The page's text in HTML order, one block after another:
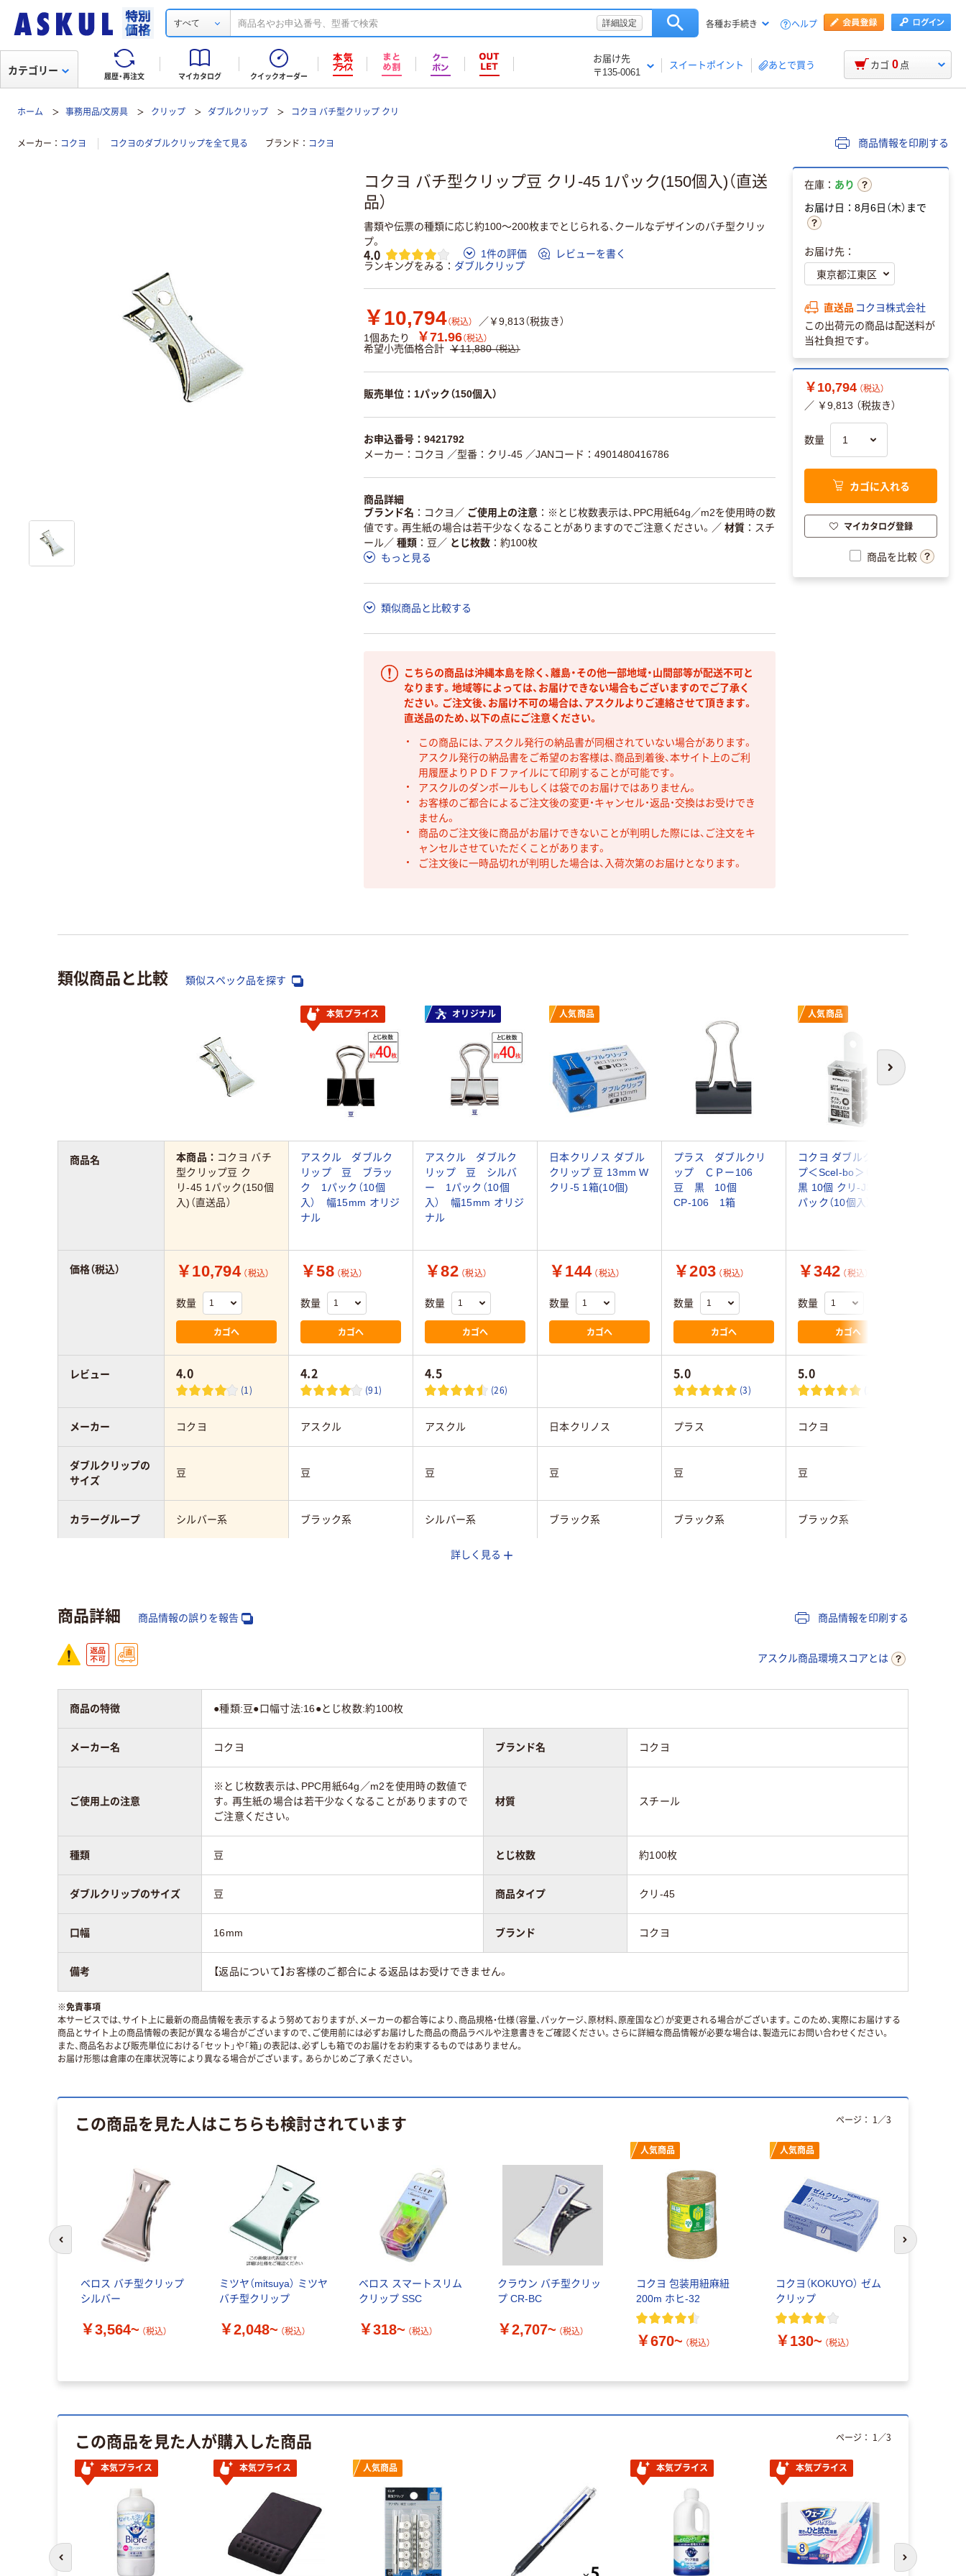
すべて 詳細設定 各種お手続き ヘルプ
履歴・再注文 マイカタログ クイックオーダー
お届け先
〒135-0061
スイートポイント あとで買う
カテゴリー カゴ 0 点
ホーム 事務用品/文房具 クリップ ダブルクリップ コクヨ バチ型クリップ クリ
メーカー コクヨ コクヨのダブルクリップを全て見る ブランド コクヨ 商品情報を印刷する
コクヨ バチ型クリップ豆 クリ-45 1パック(150個入)（直送
品）
書類や伝票の種類に応じ約100～200枚までとじられる、クールなデザインのバチ型クリッ
プ。
4.0 1件の評価
レビューを書く
ランキングをみる
ダブルクリップ
￥10,794（税込）
／￥9,813（税抜き）
1個あたり
￥71.96（税込）
希望小売価格合計 ￥11,880 （税込）
販売単位：1パック（150個入）
お申込番号：9421792
メーカー：コクヨ ／型番：クリ-45 ／JANコード：4901480416786
商品詳細
ブランド名
コクヨ ／ ご使用上の注意
※とじ枚数表示は、PPC用紙64g／m2を使用時の数
値です。再生紙の場合は若干少なくなることがありますのでご注意ください。 ／ 材質
スチ
ール／ 種類 豆 ／ とじ枚数
約100枚
もっと見る
類似商品と比較する
こちらの商品は沖縄本島を除く、離島・その他一部地域・山間部等が配送不可と
なります。地域等によっては、お届けできない場合もございますのでご了承く
ださい。ご注文後、お届け不可の場合は、アスクルよりご連絡させて頂きます。
直送品のため、以下の点にご注意ください。
この商品には、アスクル発行の納品書が同梱されていない場合があります。
アスクル発行の納品書をご希望のお客様は、商品到着後、本サイト上のご利
用履歴よりＰＤＦファイルにて印刷することが可能です。
アスクルのダンボールもしくは袋でのお届けではありません。
お客様のご都合によるご注文後の変更・キャンセル・返品・交換はお受けでき
ません。
商品のご注文後に商品がお届けできないことが判明した際には、ご注文をキ
ャンセルさせていただくことがあります。
ご注文後に一時品切れが判明した場合は、入荷次第のお届けとなります。
在庫： あり
お届け日：8月6日（木）まで
お届け先：
直送品 コクヨ株式会社
この出荷元の商品は配送料が
当社負担です。
￥10,794 （税込）
／ ￥9,813 （税抜き）
数量
カゴに入れる
マイカタログ登録
商品を比較
類似商品と比較 類似スペック品を探す
次へ
本気プライス オリジナル 人気商品 人気商品
本商品： コクヨ バチ
型クリップ豆 ク
リ-45 1パック(150個
入)（直送品）
アスクル ダブルク
リップ 豆 ブラッ
ク 1パック（10個
入） 幅15mm オリジ
ナル
アスクル ダブルク
リップ 豆 シルバ
ー 1パック（10個
入） 幅15mm オリジ
ナル
日本クリノス ダブル
クリップ 豆 13mm W
クリ-5 1箱(10個)
プラス ダブルクリ
ップ ＣＰー106
豆 黒 10個
CP-106 1箱
コクヨ ダブルクリッ
プ＜Scel-bo＞（豆）
黒 10個 クリ-J36D 1
パック（10個入）
￥10,794 （税込）
数量
カゴへ
￥58 （税込）
数量
カゴへ
￥82 （税込）
数量
カゴへ
￥144 （税込）
数量
カゴへ
￥203 （税込）
数量
カゴへ
￥342 （税込）
数量
カゴへ
4.0
(1)
4.2
(91)
4.5
(26)
5.0
(3)
5.0
(2)
コクヨ アスクル アスクル 日本クリノス プラス コクヨ
豆 豆 豆 豆 豆 豆
シルバー系 ブラック系 シルバー系 ブラック系 ブラック系 ブラック系
スチール スチール
商品名
価格（税込）
レビュー
メーカー
ダブルクリップの
サイズ
カラーグループ
アスクル商品環境
詳しく見る
商品詳細 商品情報の誤りを報告 商品情報を印刷する
アスクル商品環境スコアとは
商品の特徴 ●種類:豆●口幅寸法:16●とじ枚数:約100枚
メーカー名 コクヨ ブランド名 コクヨ
ご使用上の注意
※とじ枚数表示は、PPC用紙64g／m2を使用時の数値で
す。再生紙の場合は若干少なくなることがありますので
ご注意ください。
材質 スチール
種類 豆 とじ枚数 約100枚
ダブルクリップのサイズ 豆 商品タイプ クリ-45
口幅 16mm ブランド コクヨ
備考 【返品について】お客様のご都合による返品はお受けできません。
※免責事項
本サービスでは、サイト上に最新の商品情報を表示するよう努めておりますが、メーカーの都合等により、商品規格・仕様（容量、パッケージ、原材料、原産国など）が変更される場合がございます。このため、実際にお届けする
商品とサイト上の商品情報の表記が異なる場合がございますので、ご使用前には必ずお届けした商品の商品ラベルや注意書きをご確認ください。さらに詳細な商品情報が必要な場合は、製造元にお問い合わせください。
また、商品名および販売単位における「セット」や「箱」の表記は、必ずしも箱でのお届けをお約束するものではありません。
お届け形態は倉庫の在庫状況等により異なる場合がございます。あらかじめご了承ください。
この商品を見た人はこちらも検討されています
ベロス バチ型クリップ
シルバー
￥3,564~ （税込）
ミツヤ（mitsuya） ミツヤ
バチ型クリップ
￥2,048~ （税込）
ベロス スマートスリム
クリップ SSC
￥318~ （税込）
クラウン バチ型クリッ
プ CR-BC
￥2,707~ （税込）
人気商品
コクヨ 包装用紐麻紐
200m ホヒ-32
￥670~ （税込）
人気商品
コクヨ（KOKUYO） ゼム
クリップ
￥130~ （税込）
ページ： 1 ／3
前のスライドへ 次のスライド
この商品を見た人が購入した商品
本気プライス 本気プライス 人気商品 本気プライス 本気プライス
ページ： 1 ／3
次のスライド